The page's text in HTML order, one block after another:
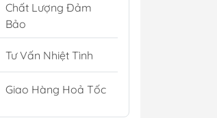
Chất Lượng Đảm
Bảo
Tư Vấn Nhiệt Tình
Giao Hàng Hoả Tốc